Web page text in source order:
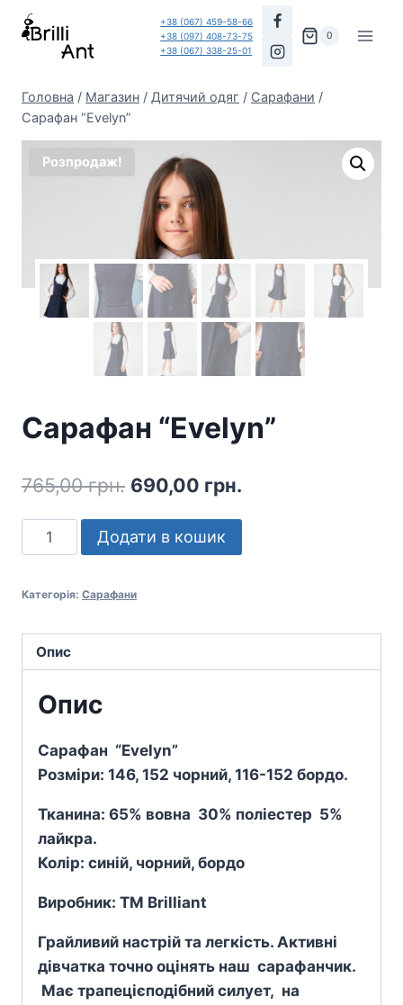
Перейти
+38 (067) 459-58-66
+38 (097) 408-73-75
+38 (067) 338-25-01
0
Головна / Магазин / Дитячий одяг / Сарафани /
Сарафан “Evelyn”
Розпродаж!
Сарафан “Evelyn”
765,00грн. Оригінальна
ціна:
765,00 грн..
690,00 грн.
ціна:
Сарафан
"Evelyn"
Додати в кошик
Категорія: Сарафани
Опис
Опис
Сарафан “Evelyn”
Розміри: 146, 152 чорний, 116-152 бордо.
Тканина: 65% вовна 30% поліестер 5%
лайкра.
Колір: синій, чорний, бордо
Виробник: TM Brilliant
Грайливий настрій та легкість. Активні
дівчатка точно оцінять наш сарафанчик.
Має трапецієподібний силует, на